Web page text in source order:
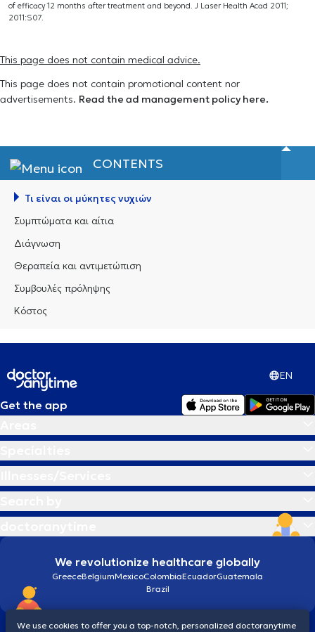
of efficacy 12 months after treatment and beyond. J Laser Health Acad 2011;
2011:S07.
This page does not contain medical advice.
This page does not contain promotional content nor
advertisements. Read the ad management policy here.
CONTENTS
Τι είναι οι μύκητες νυχιών
Συμπτώματα και αίτια
Διάγνωση
Θεραπεία και αντιμετώπιση
Συμβουλές πρόληψης
Κόστος
EN
Get the app
We revolutionize healthcare globally
GreeceBelgiumMexicoColombiaEcuadorGuatemala
Brazil
We use cookies to offer you a top-notch, personalized doctoranytime